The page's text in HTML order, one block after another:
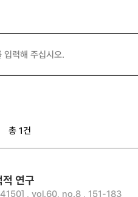
총 1건
연구
, vol.60, no.8 , 151-183